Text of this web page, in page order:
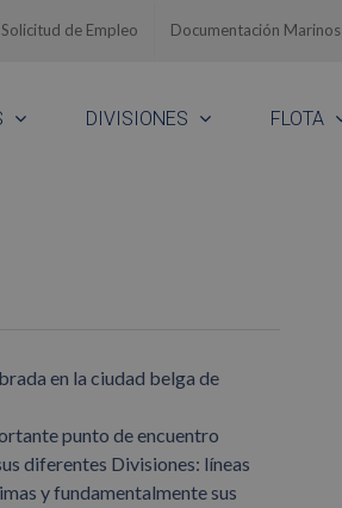
Solicitud de Empleo Documentación Marinos
DIVISIONES FLOTA
en la ciudad belga de
punto de encuentro
diferentes Divisiones: líneas
y fundamentalmente sus